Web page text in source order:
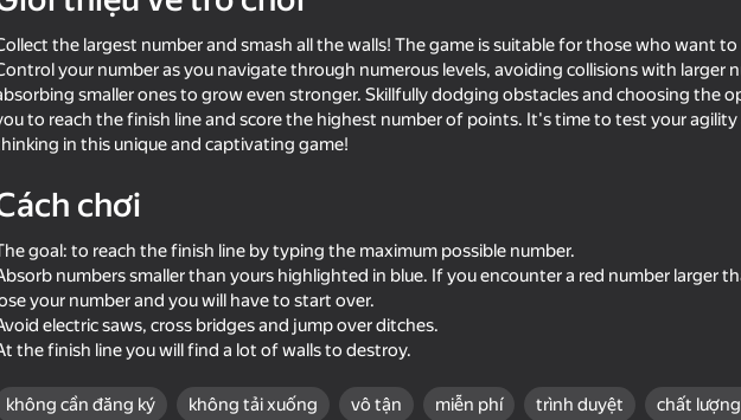
Inkly Arena
Bullet Run!
63
Smile Rush Guess Their Answer
the largest number and smash all the walls! The game is suitable for those who want
your number as you navigate through numerous levels, avoiding collisions with larger
smaller ones to grow even stronger. Skillfully dodging obstacles and choosing the
to reach the finish line and score the highest number of points. It's time to test your
in this unique and captivating game!
chơi
goal: to reach the finish line by typing the maximum possible number.
numbers smaller than yours highlighted in blue. If you encounter a red number larger
your number and you will have to start over.
electric saws, cross bridges and jump over ditches.
the finish line you will find a lot of walls to destroy.
không cần đăng ký không tải xuống vô tận miễn phí trình duyệt chất